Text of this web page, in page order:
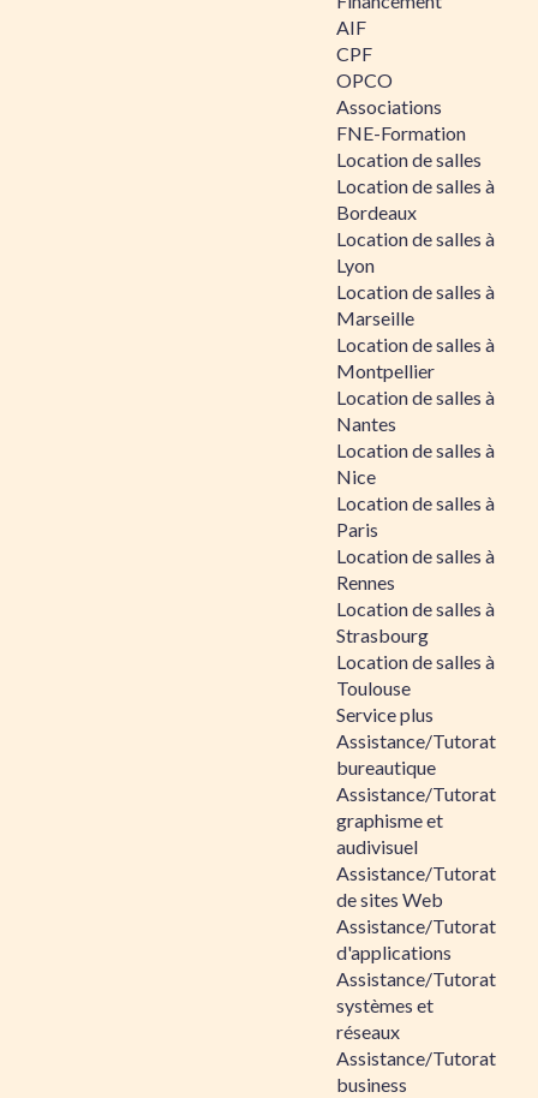
AIF
CPF
OPCO
Associations
FNE-Formation
Location de salles
Location de salles à
Bordeaux
Location de salles à
Lyon
Location de salles à
Marseille
Location de salles à
Montpellier
Location de salles à
Nantes
Location de salles à
Nice
Location de salles à
Paris
Location de salles à
Rennes
Location de salles à
Strasbourg
Location de salles à
Toulouse
Service plus
Assistance/Tutorat
bureautique
Assistance/Tutorat
graphisme et
audivisuel
Assistance/Tutorat
de sites Web
Assistance/Tutorat
d'applications
Assistance/Tutorat
systèmes et
réseaux
Assistance/Tutorat
business